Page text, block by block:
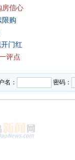
房信心
限购
门红
评点
名： 密码：